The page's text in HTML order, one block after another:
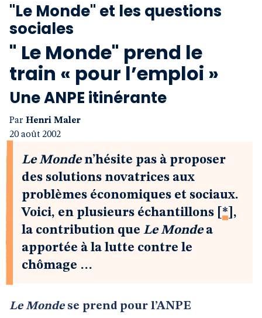
Notre revue
Boutique
"Le Monde" et les questions
sociales
" Le Monde" prend le
train « pour l’emploi »
Une ANPE itinérante
Par Henri Maler
20 août 2002
Le Monden’hésite pas à proposer
des solutions novatrices aux
problèmes économiques et sociaux.
Voici, en plusieurs échantillons
* ,
la contribution que Le Mondea
apportée à la lutte contre le
chômage …
Le Mondese prend pour l’ANPE